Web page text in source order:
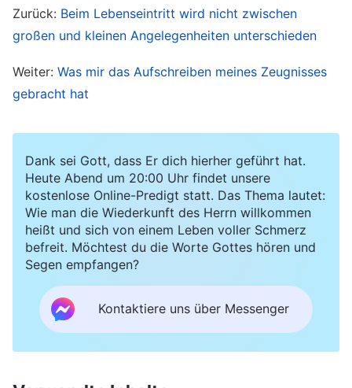
also habe ich sie oft erinnert und mit ihr über
ihren Zustand Gemeinschaft gehalten. Bei
mehreren Arbeitsbesprechungen entsprachen
ihre Vorschläge nicht den Grundsätzen und
trotzdem auf ihrem Standpunkt und zwang
andere dazu, ihn zu akzeptieren, was es fast
unmöglich machte, die Besprechungen
fortzuführen. Ich wollte sie wirklich daran
erinnern, doch ich dachte mir auch, dass sie
gerade erst entlassen wurde und sich
schrecklich fühlen musste. Wenn ich jetzt ihre
Probleme bloßstellte, wäre das nicht, als würde
Zurück: Beim Lebenseintritt wird nicht zwischen
großen und kleinen Angelegenheiten unterschieden
Weiter: Was mir das Aufschreiben meines Zeugnisses
gebracht hat
Dank sei Gott, dass Er dich hierher geführt hat.
Heute Abend um 20:00 Uhr findet unsere
kostenlose Online-Predigt statt. Das Thema lautet:
Wie man die Wiederkunft des Herrn willkommen
heißt und sich von einem Leben voller Schmerz
befreit. Möchtest du die Worte Gottes hören und
Segen empfangen?
Kontaktiere uns über Messenger